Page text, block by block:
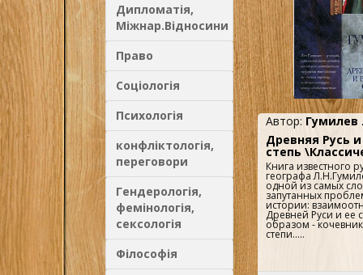
Дипломатія,
Міжнар.Відносини
Право
Соціологія
Психологія
конфліктологія,
переговори
Гендерологія,
фемінологія,
сексологія
Філософія
Автор: Гумилев
Древняя Русь
степь
Книга известного
географа
одной из самых
запутанных
истории:
Древней Руси и ее
образом -
степи.....